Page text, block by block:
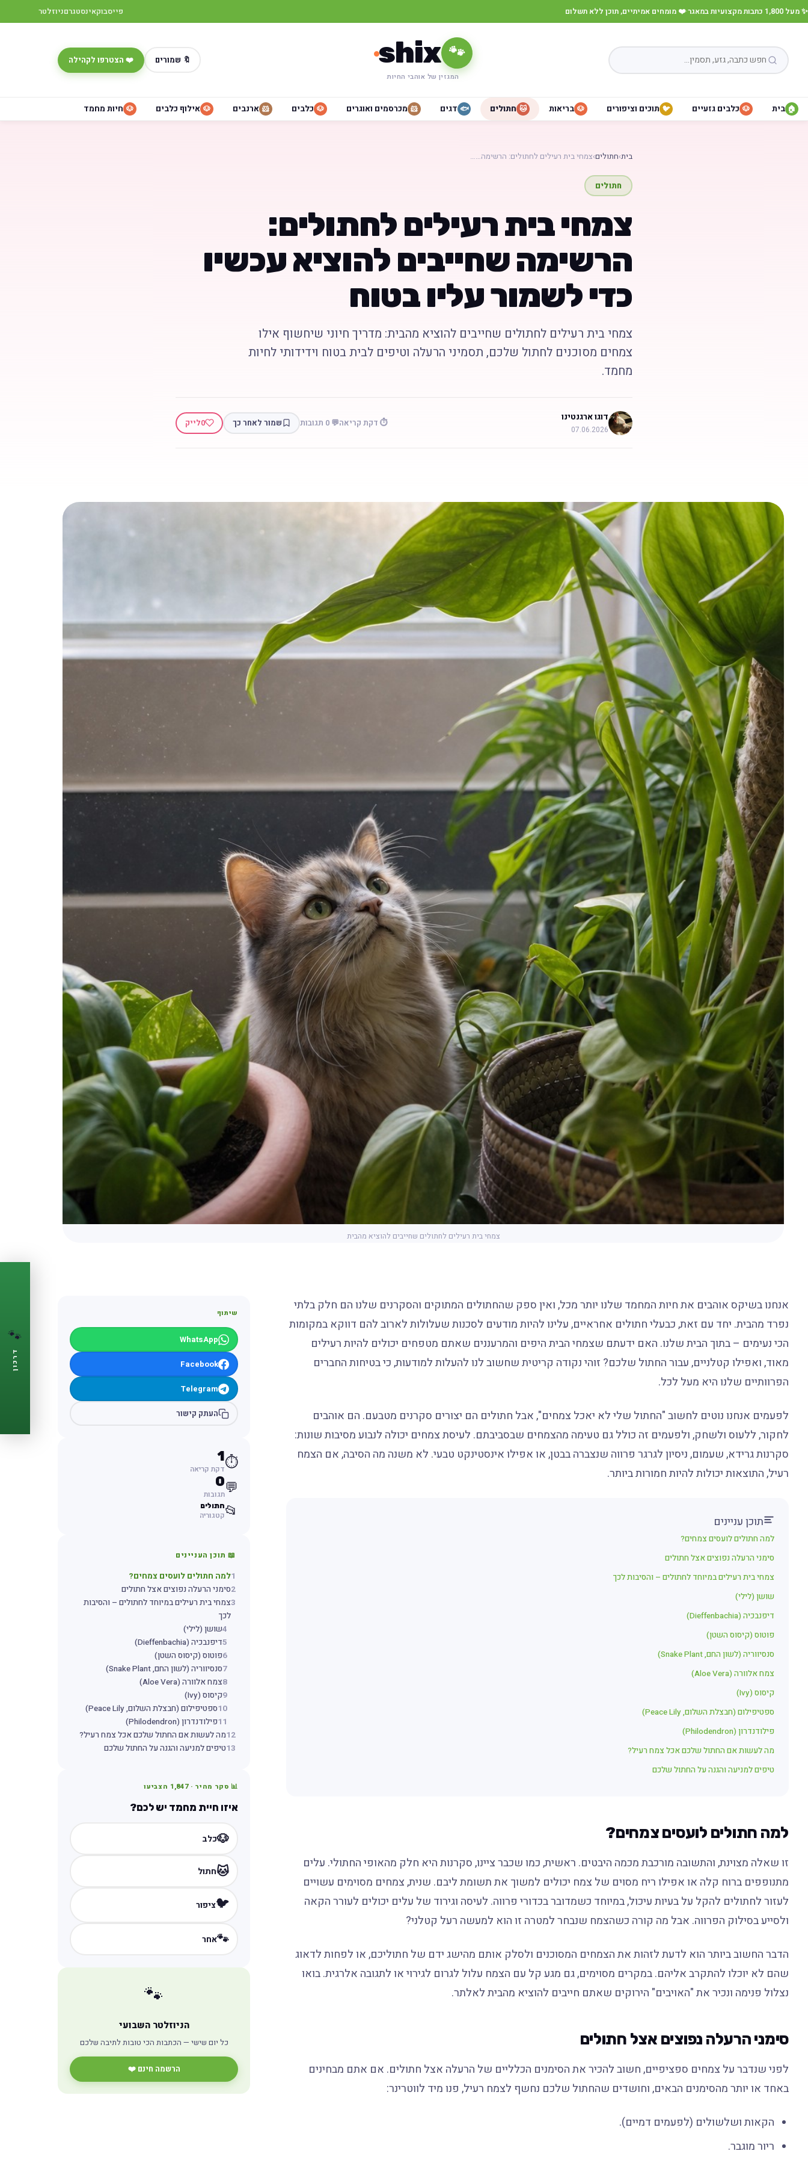
✨ מעל 1,800 כתבות מקצועיות במאגר ·❤️ מומחים אמיתיים, תוכן ללא תשלום פייסבוקאינסטגרםניוזלטר
🐾
shix
המגזין של אוהבי החיות
🔖 שמורים ❤️ הצטרפו לקהילה
🏠 בית 🐶 כלבים גזעיים 🐦 תוכים וציפורים 🐶 בריאות 🐱 חתולים 🐟 דגים 🐹 מכרסמים ואוגרים 🐶 כלבים 🐹 ארנבים 🐶 אילוף כלבים 🐶 חיות מחמד
בית›חתולים›צמחי בית רעילים לחתולים: הרשימה……
חתולים
צמחי בית רעילים לחתולים:
הרשימה שחייבים להוציא עכשיו
כדי לשמור עליו בטוח
צמחי בית רעילים לחתולים שחייבים להוציא מהבית: מדריך חיוני שיחשוף אילו
צמחים מסוכנים לחתול שלכם, תסמיני הרעלה וטיפים לבית בטוח וידידותי לחיות
מחמד.
דוגו ארגנטינו
07.06.2026
⏱️ דקת קריאה💬 0 תגובות שמור לאחר כך 0לייק
צמחי בית רעילים לחתולים שחייבים להוציא מהבית
אנחנו בשיקס אוהבים את חיות המחמד שלנו יותר מכל, ואין ספק שהחתולים המתוקים והסקרנים שלנו הם חלק בלתי
נפרד מהבית. יחד עם זאת, כבעלי חתולים אחראיים, עלינו להיות מודעים לסכנות שעלולות לארוב להם דווקא במקומות
הכי נעימים – בתוך הבית שלנו. האם ידעתם שצמחי הבית היפים והמרעננים שאתם מטפחים יכולים להיות רעילים
מאוד, ואפילו קטלניים, עבור החתול שלכם? זוהי נקודה קריטית שחשוב לנו להעלות למודעות, כי בטיחות החברים
הפרוותיים שלנו היא מעל לכל.
לפעמים אנחנו נוטים לחשוב "החתול שלי לא יאכל צמחים", אבל חתולים הם יצורים סקרנים מטבעם. הם אוהבים
לחקור, ללעוס ולשחק, ולפעמים זה כולל גם טעימה מהצמחים שבסביבתם. לעיסת צמחים יכולה לנבוע מסיבות שונות:
סקרנות גרידא, שעמום, ניסיון לגרגר פרווה שנצברה בבטן, או אפילו אינסטינקט טבעי. לא משנה מה הסיבה, אם הצמח
רעיל, התוצאות יכולות להיות חמורות ביותר.
תוכן עניינים
למה חתולים לועסים צמחים?
סימני הרעלה נפוצים אצל חתולים
צמחי בית רעילים במיוחד לחתולים – והסיבות לכך
שושן (לילי)
דיפנבכיה (Dieffenbachia)
פוטוס (קיסוס השטן)
סנסיווריה (לשון החם, Snake Plant)
צמח אלוורה (Aloe Vera)
קיסוס (Ivy)
ספטיפילום (חבצלת השלום, Peace Lily)
פילודנדרון (Philodendron)
מה לעשות אם החתול שלכם אכל צמח רעיל?
טיפים למניעה והגנה על החתול שלכם
למה חתולים לועסים צמחים?
זו שאלה מצוינת, והתשובה מורכבת מכמה היבטים. ראשית, כמו שכבר ציינו, סקרנות היא חלק מהאופי החתולי. עלים
מתנופפים ברוח קלה או אפילו ריח מסוים של צמח יכולים למשוך את תשומת ליבם. שנית, צמחים מסוימים עשויים
לעזור לחתולים להקל על בעיות עיכול, במיוחד כשמדובר בכדורי פרווה. לעיסה וגירוד של עלים יכולים לעורר הקאה
ולסייע בסילוק הפרווה. אבל מה קורה כשהצמח שנבחר למטרה זו הוא למעשה רעל קטלני?
הדבר החשוב ביותר הוא לדעת לזהות את הצמחים המסוכנים ולסלק אותם מהישג ידם של חתוליכם, או לפחות לדאוג
שהם לא יוכלו להתקרב אליהם. במקרים מסוימים, גם מגע קל עם הצמח עלול לגרום לגירוי או לתגובה אלרגית. בואו
נצלול פנימה ונכיר את "האויבים" הירוקים שאתם חייבים להוציא מהבית לאלתר.
סימני הרעלה נפוצים אצל חתולים
לפני שנדבר על צמחים ספציפיים, חשוב להכיר את הסימנים הכלליים של הרעלה אצל חתולים. אם אתם מבחינים
באחד או יותר מהסימנים הבאים, וחושדים שהחתול שלכם נחשף לצמח רעיל, פנו מיד לווטרינר:
הקאות ושלשולים (לפעמים דמיים).
ריור מוגבר.
שיתוף
WhatsApp
Facebook
Telegram
העתק קישור
⏱️
1
דקת קריאה
💬
0
תגובות
📂חתולים
קטגוריה
📖 תוכן העניינים
1למה חתולים לועסים צמחים?
2סימני הרעלה נפוצים אצל חתולים
3צמחי בית רעילים במיוחד לחתולים – והסיבות
לכך
4שושן (לילי)
5דיפנבכיה (Dieffenbachia)
6פוטוס (קיסוס השטן)
7סנסיווריה (לשון החם, Snake Plant)
8צמח אלוורה (Aloe Vera)
9קיסוס (Ivy)
10ספטיפילום (חבצלת השלום, Peace Lily)
11פילודנדרון (Philodendron)
12מה לעשות אם החתול שלכם אכל צמח רעיל?
13טיפים למניעה והגנה על החתול שלכם
📊 סקר מהיר ·1,847 הצביעו
איזו חיית מחמד יש לכם?
🐶כלב
🐱חתול
🐦ציפור
🐾אחר
🐾
הניוזלטר השבועי
כל יום שישי — הכתבות הכי טובות לתיבה שלכם
הרשמה חינם ❤️
🐾
דרכון
📋